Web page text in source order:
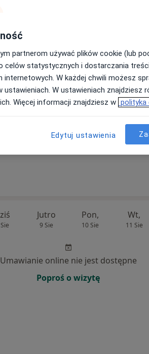
Umawianie online nie jest dostępne
Poproś o wizytę
Jutro
9 Sie
Pon,
10 Sie
Wt,
11 Sie
Umawianie online nie jest dostępne
Poproś o wizytę
partnerom używać plików cookie (lub
celów statystycznych i dostarczania
internetowych. W każdej chwili możesz
W ustawieniach znajdziesz
Więcej informacji znajdziesz w polityka
Edytuj ustawienia